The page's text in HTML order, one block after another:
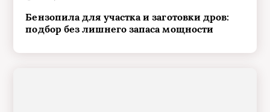
Бензопила для участка и заготовки дров:
подбор без лишнего запаса мощности